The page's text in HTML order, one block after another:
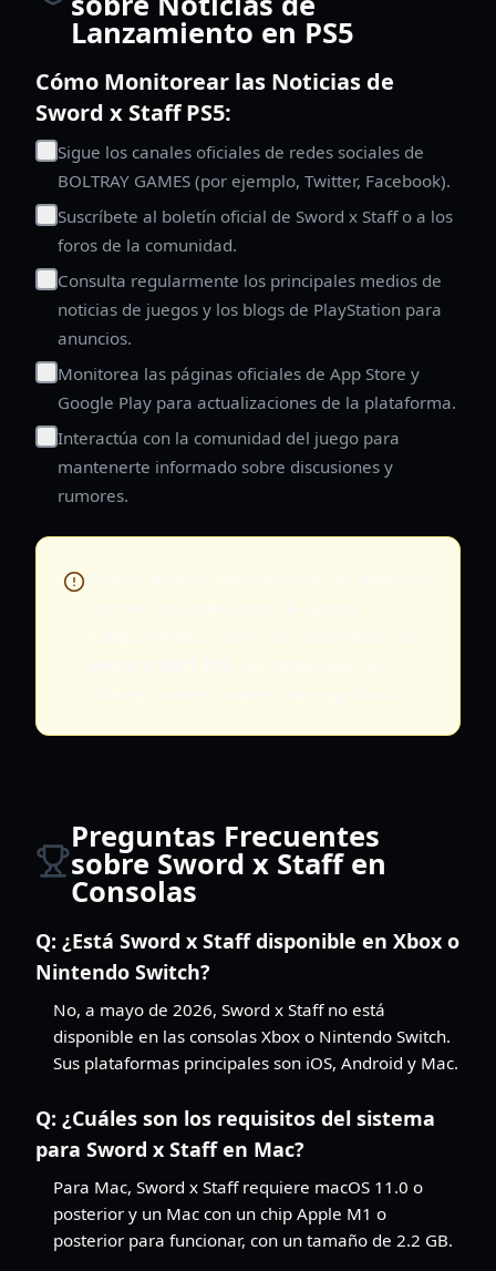
Lanzamiento en PS5
Cómo Monitorear las Noticias de
Sword x Staff PS5:
Sigue los canales oficiales de redes sociales de
BOLTRAY GAMES (por ejemplo, Twitter, Facebook).
Suscríbete al boletín oficial de Sword x Staff o a los
foros de la comunidad.
Consulta regularmente los principales medios de
noticias de juegos y los blogs de PlayStation para
anuncios.
Monitorea las páginas oficiales de App Store y
Google Play para actualizaciones de la plataforma.
Interactúa con la comunidad del juego para
mantenerte informado sobre discusiones y
rumores.
Preguntas Frecuentes
sobre Sword x Staff en
Consolas
Q: ¿Está Sword x Staff disponible en Xbox o
Nintendo Switch?
No, a mayo de 2026, Sword x Staff no está
disponible en las consolas Xbox o Nintendo Switch.
Sus plataformas principales son iOS, Android y Mac.
Q: ¿Cuáles son los requisitos del sistema
para Sword x Staff en Mac?
Para Mac, Sword x Staff requiere macOS 11.0 o
posterior y un Mac con un chip Apple M1 o
posterior para funcionar, con un tamaño de 2.2 GB.